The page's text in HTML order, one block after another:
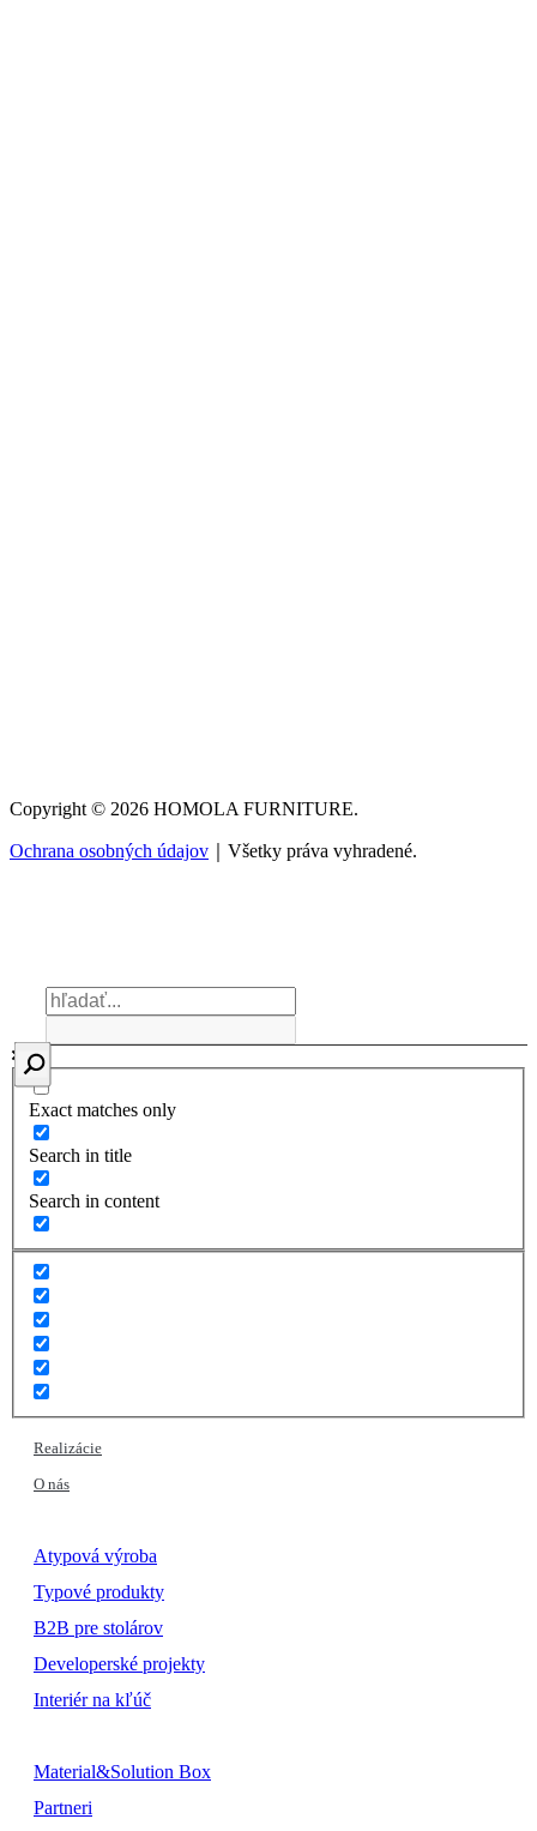
Copyright © 2026 HOMOLA FURNITURE.
Ochrana osobných údajov ｜Všetky práva vyhradené.
Exact matches only
Search in title
Search in content
Realizácie
O nás
Atypová výroba
Typové produkty
B2B pre stolárov
Developerské projekty
Interiér na kľúč
Material&Solution Box
Partneri